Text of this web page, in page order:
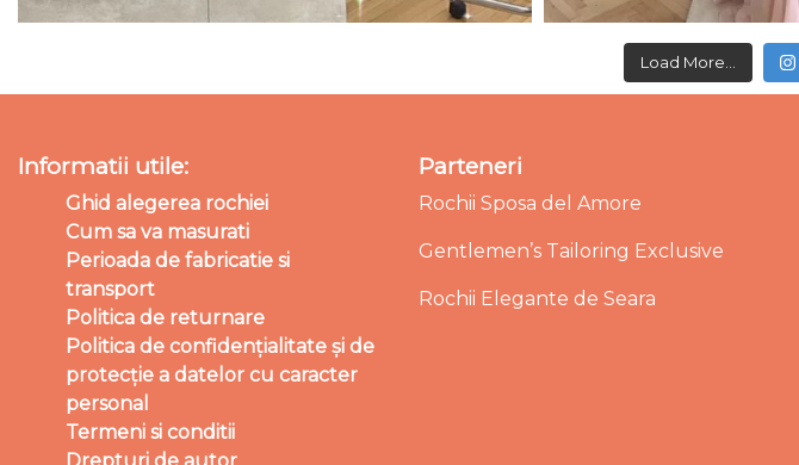
Load More...
Informatii utile:
Ghid alegerea rochiei
Cum sa va masurati
Perioada de fabricatie si
transport
Politica de returnare
Politica de confidențialitate și de
protecție a datelor cu caracter
personal
Termeni si conditii
Parteneri
Rochii Sposa del Amore
Gentlemen’s Tailoring Exclusive
Rochii Elegante de Seara